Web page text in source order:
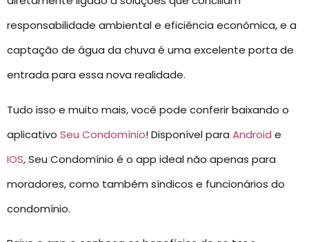
responsabilidade ambiental e eficiência econômica, e a
captação de água da chuva é uma excelente porta de
entrada para essa nova realidade.
Tudo isso e muito mais, você pode conferir baixando o
aplicativo Seu Condomínio! Disponível para Android e
IOS, Seu Condomínio é o app ideal não apenas para
moradores, como também síndicos e funcionários do
condomínio.